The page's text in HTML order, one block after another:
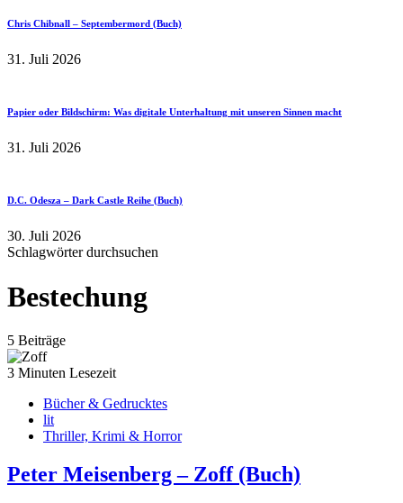
Chris Chibnall – Septembermord (Buch)
31. Juli 2026
Papier oder Bildschirm: Was digitale Unterhaltung mit unseren Sinnen macht
31. Juli 2026
D.C. Odesza – Dark Castle Reihe (Buch)
30. Juli 2026
Schlagwörter durchsuchen
Bestechung
5 Beiträge
3 Minuten Lesezeit
Bücher & Gedrucktes
lit
Thriller, Krimi & Horror
Peter Meisenberg – Zoff (Buch)